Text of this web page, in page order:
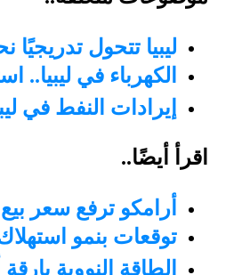
ليبيا تتحول تدريجيًا نحو الكهرباء
الكهرباء في ليبيا.. استثمارات بـ5
إيرادات النفط في ليبيا ترتفع
اقرأ أيضًا..
أرامكو ترفع سعر
توقعات بنمو
الطاقة النووية